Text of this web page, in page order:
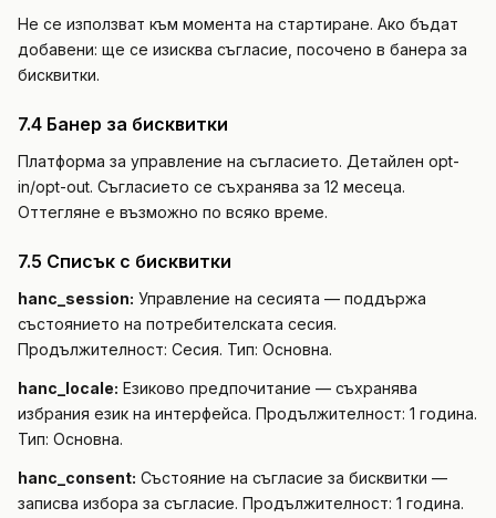
Не се използват към момента на стартиране. Ако бъдат
добавени: ще се изисква съгласие, посочено в банера за
бисквитки.
7.4 Банер за бисквитки
Платформа за управление на съгласието. Детайлен opt-
in/opt-out. Съгласието се съхранява за 12 месеца.
Оттегляне е възможно по всяко време.
7.5 Списък с бисквитки
hanc_session: Управление на сесията — поддържа
състоянието на потребителската сесия.
Продължителност: Сесия. Тип: Основна.
hanc_locale: Езиково предпочитание — съхранява
избрания език на интерфейса. Продължителност: 1 година.
Тип: Основна.
hanc_consent: Състояние на съгласие за бисквитки —
записва избора за съгласие. Продължителност: 1 година.